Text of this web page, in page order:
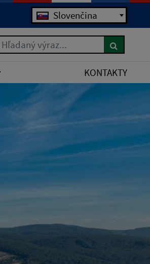
Jazyk Slovenčina
výraz...
KONTAKTY